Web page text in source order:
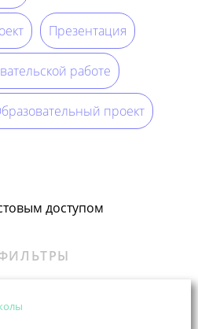
Презентация
работе
проект
доступом